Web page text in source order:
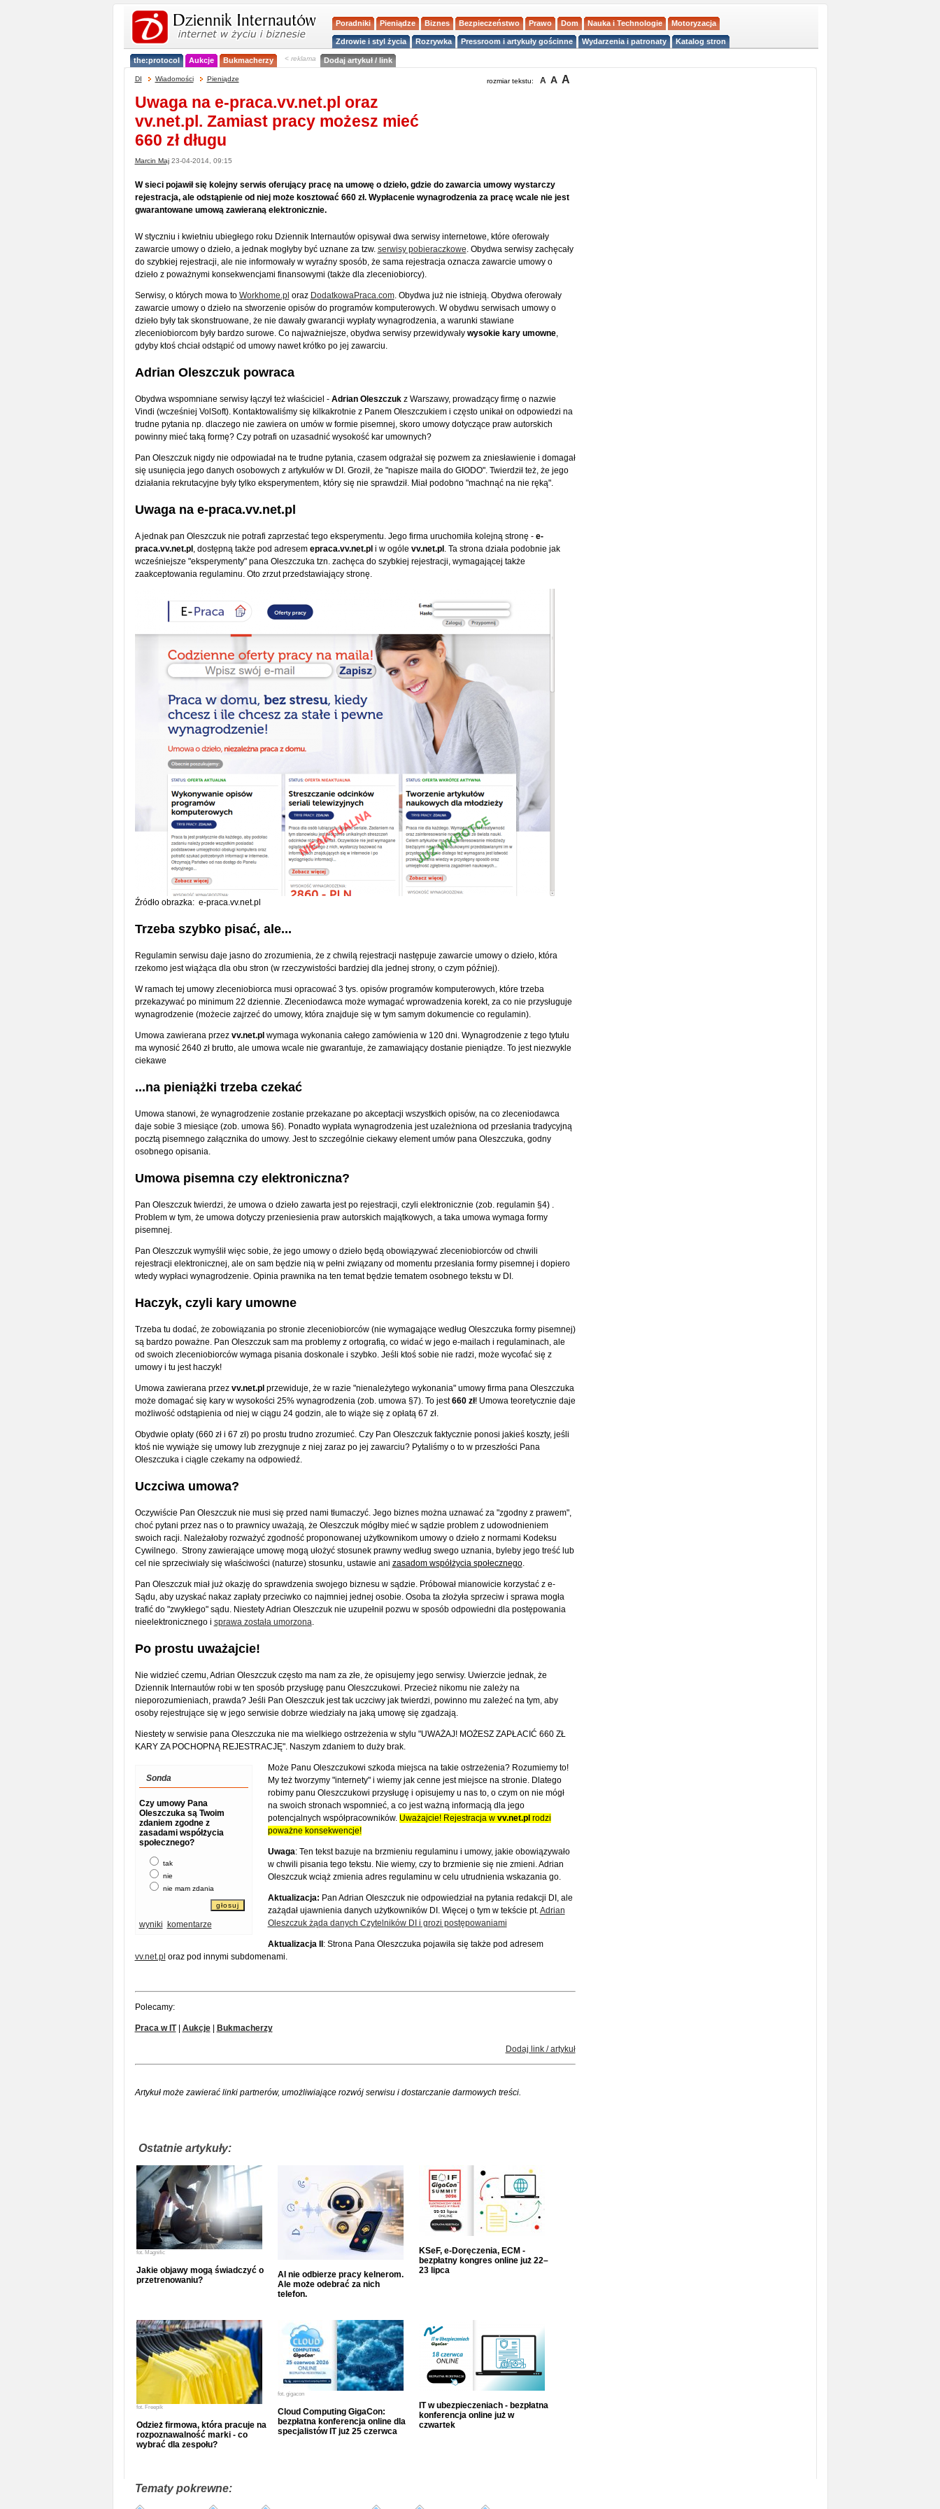
Poradniki Pieniądze Biznes Bezpieczeństwo Prawo Dom Nauka i Technologie Motoryzacja
Zdrowie i styl życia Rozrywka Pressroom i artykuły gościnne Wydarzenia i patronaty Katalog stron
the:protocol Aukcje Bukmacherzy < reklama Dodaj artykuł / link
DI Wiadomości Pieniądze rozmiar tekstu: A A A
Uwaga na e-praca.vv.net.pl oraz
vv.net.pl. Zamiast pracy możesz mieć
660 zł długu
Marcin Maj23-04-2014, 09:15
W sieci pojawił się kolejny serwis oferujący pracę na umowę o dzieło, gdzie do zawarcia umowy wystarczy
rejestracja, ale odstąpienie od niej może kosztować 660 zł. Wypłacenie wynagrodzenia za pracę wcale nie jest
gwarantowane umową zawieraną elektronicznie.
W styczniu i kwietniu ubiegłego roku Dziennik Internautów opisywał dwa serwisy internetowe, które oferowały
zawarcie umowy o dzieło, a jednak mogłyby być uznane za tzw. serwisy pobieraczkowe. Obydwa serwisy zachęcały
do szybkiej rejestracji, ale nie informowały w wyraźny sposób, że sama rejestracja oznacza zawarcie umowy o
dzieło z poważnymi konsekwencjami finansowymi (także dla zleceniobiorcy).
Serwisy, o których mowa to Workhome.pl oraz DodatkowaPraca.com. Obydwa już nie istnieją. Obydwa oferowały
zawarcie umowy o dzieło na stworzenie opisów do programów komputerowych. W obydwu serwisach umowy o
dzieło były tak skonstruowane, że nie dawały gwarancji wypłaty wynagrodzenia, a warunki stawiane
zleceniobiorcom były bardzo surowe. Co najważniejsze, obydwa serwisy przewidywały wysokie kary umowne,
gdyby ktoś chciał odstąpić od umowy nawet krótko po jej zawarciu.
Adrian Oleszczuk powraca
Obydwa wspomniane serwisy łączył też właściciel - Adrian Oleszczukz Warszawy, prowadzący firmę o nazwie
Vindi (wcześniej VolSoft). Kontaktowaliśmy się kilkakrotnie z Panem Oleszczukiem i często unikał on odpowiedzi na
trudne pytania np. dlaczego nie zawiera on umów w formie pisemnej, skoro umowy dotyczące praw autorskich
powinny mieć taką formę? Czy potrafi on uzasadnić wysokość kar umownych?
Pan Oleszczuk nigdy nie odpowiadał na te trudne pytania, czasem odgrażał się pozwem za zniesławienie i domagał
się usunięcia jego danych osobowych z artykułów w DI. Groził, że "napisze maila do GIODO". Twierdził też, że jego
działania rekrutacyjne były tylko eksperymentem, który się nie sprawdził. Miał podobno "machnąć na nie ręką".
Uwaga na e-praca.vv.net.pl
A jednak pan Oleszczuk nie potrafi zaprzestać tego eksperymentu. Jego firma uruchomiła kolejną stronę - e-
praca.vv.net.pl , dostępną także pod adresem epraca.vv.net.pl i w ogóle vv.net.pl . Ta strona działa podobnie jak
wcześniejsze "eksperymenty" pana Oleszczuka tzn. zachęca do szybkiej rejestracji, wymagającej także
zaakceptowania regulaminu. Oto zrzut przedstawiający stronę.
Źródło obrazka: e-praca.vv.net.pl
Trzeba szybko pisać, ale...
Regulamin serwisu daje jasno do zrozumienia, że z chwilą rejestracji następuje zawarcie umowy o dzieło, która
rzekomo jest wiążąca dla obu stron (w rzeczywistości bardziej dla jednej strony, o czym później).
W ramach tej umowy zleceniobiorca musi opracować 3 tys. opisów programów komputerowych, które trzeba
przekazywać po minimum 22 dziennie. Zleceniodawca może wymagać wprowadzenia korekt, za co nie przysługuje
wynagrodzenie (możecie zajrzeć do umowy, która znajduje się w tym samym dokumencie co regulamin).
Umowa zawierana przez vv.net.pl wymaga wykonania całego zamówienia w 120 dni. Wynagrodzenie z tego tytułu
ma wynosić 2640 zł brutto, ale umowa wcale nie gwarantuje, że zamawiający dostanie pieniądze. To jest niezwykle
ciekawe
...na pieniążki trzeba czekać
Umowa stanowi, że wynagrodzenie zostanie przekazane po akceptacji wszystkich opisów, na co zleceniodawca
daje sobie 3 miesiące (zob. umowa §6). Ponadto wypłata wynagrodzenia jest uzależniona od przesłania tradycyjną
pocztą pisemnego załącznika do umowy. Jest to szczególnie ciekawy element umów pana Oleszczuka, godny
osobnego opisania.
Umowa pisemna czy elektroniczna?
Pan Oleszczuk twierdzi, że umowa o dzieło zawarta jest po rejestracji, czyli elektronicznie (zob. regulamin §4) .
Problem w tym, że umowa dotyczy przeniesienia praw autorskich majątkowych, a taka umowa wymaga formy
pisemnej.
Pan Oleszczuk wymyślił więc sobie, że jego umowy o dzieło będą obowiązywać zleceniobiorców od chwili
rejestracji elektronicznej, ale on sam będzie nią w pełni związany od momentu przesłania formy pisemnej i dopiero
wtedy wypłaci wynagrodzenie. Opinia prawnika na ten temat będzie tematem osobnego tekstu w DI.
Haczyk, czyli kary umowne
Trzeba tu dodać, że zobowiązania po stronie zleceniobiorców (nie wymagające według Oleszczuka formy pisemnej)
są bardzo poważne. Pan Oleszczuk sam ma problemy z ortografią, co widać w jego e-mailach i regulaminach, ale
od swoich zleceniobiorców wymaga pisania doskonale i szybko. Jeśli ktoś sobie nie radzi, może wycofać się z
umowy i tu jest haczyk!
Umowa zawierana przez vv.net.pl przewiduje, że w razie "nienależytego wykonania" umowy firma pana Oleszczuka
może domagać się kary w wysokości 25% wynagrodzenia (zob. umowa §7). To jest660 zł! Umowa teoretycznie daje
możliwość odstąpienia od niej w ciągu 24 godzin, ale to wiąże się z opłatą 67 zł.
Obydwie opłaty (660 zł i 67 zł) po prostu trudno zrozumieć. Czy Pan Oleszczuk faktycznie ponosi jakieś koszty, jeśli
ktoś nie wywiąże się umowy lub zrezygnuje z niej zaraz po jej zawarciu? Pytaliśmy o to w przeszłości Pana
Oleszczuka i ciągle czekamy na odpowiedź.
Uczciwa umowa?
Oczywiście Pan Oleszczuk nie musi się przed nami tłumaczyć. Jego biznes można uznawać za "zgodny z prawem",
choć pytani przez nas o to prawnicy uważają, że Oleszczuk mógłby mieć w sądzie problem z udowodnieniem
swoich racji. Należałoby rozważyć zgodność proponowanej użytkownikom umowy o dzieło z normami Kodeksu
Cywilnego. Strony zawierające umowę mogą ułożyć stosunek prawny według swego uznania, byleby jego treść lub
cel nie sprzeciwiały się właściwości (naturze) stosunku, ustawie ani zasadom współżycia społecznego.
Pan Oleszczuk miał już okazję do sprawdzenia swojego biznesu w sądzie. Próbował mianowicie korzystać z e-
Sądu, aby uzyskać nakaz zapłaty przeciwko co najmniej jednej osobie. Osoba ta złożyła sprzeciw i sprawa mogła
trafić do "zwykłego" sądu. Niestety Adrian Oleszczuk nie uzupełnił pozwu w sposób odpowiedni dla postępowania
nieelektronicznego i sprawa została umorzona.
Po prostu uważajcie!
Nie widzieć czemu, Adrian Oleszczuk często ma nam za złe, że opisujemy jego serwisy. Uwierzcie jednak, że
Dziennik Internautów robi w ten sposób przysługę panu Oleszczukowi. Przecież nikomu nie zależy na
nieporozumieniach, prawda? Jeśli Pan Oleszczuk jest tak uczciwy jak twierdzi, powinno mu zależeć na tym, aby
osoby rejestrujące się w jego serwisie dobrze wiedziały na jaką umowę się zgadzają.
Niestety w serwisie pana Oleszczuka nie ma wielkiego ostrzeżenia w stylu "UWAŻAJ! MOŻESZ ZAPŁACIĆ 660 ZŁ
KARY ZA POCHOPNĄ REJESTRACJĘ". Naszym zdaniem to duży brak.
Sonda
Czy umowy Pana
Oleszczuka są Twoim
zdaniem zgodne z
zasadami współżycia
społecznego?
tak
nie
nie mam zdania
wyniki komentarze
Może Panu Oleszczukowi szkoda miejsca na takie ostrzeżenia? Rozumiemy to!
My też tworzymy "internety" i wiemy jak cenne jest miejsce na stronie. Dlatego
robimy panu Oleszczukowi przysługę i opisujemy u nas to, o czym on nie mógł
na swoich stronach wspomnieć, a co jest ważną informacją dla jego
potencjalnych współpracowników. Uważajcie! Rejestracja w vv.net.pl rodzi
poważne konsekwencje!
Uwaga: Ten tekst bazuje na brzmieniu regulaminu i umowy, jakie obowiązywało
w chwili pisania tego tekstu. Nie wiemy, czy to brzmienie się nie zmieni. Adrian
Oleszczuk wciąż zmienia adres regulaminu w celu utrudnienia wskazania go.
Aktualizacja: Pan Adrian Oleszczuk nie odpowiedział na pytania redakcji DI, ale
zażądał ujawnienia danych użytkowników DI. Więcej o tym w tekście pt.Adrian
Oleszczuk żąda danych Czytelników DI i grozi postępowaniami
Aktualizacja II
: Strona Pana Oleszczuka pojawiła się także pod adresem
vv.net.pl oraz pod innymi subdomenami.
Polecamy:
Praca w IT| Aukcje| Bukmacherzy
Dodaj link / artykuł
Artykuł może zawierać linki partnerów, umożliwiające rozwój serwisu i dostarczanie darmowych treści.
Ostatnie artykuły:
fot. Magnific
Jakie objawy mogą świadczyć o
przetrenowaniu?
AI nie odbierze pracy kelnerom.
Ale może odebrać za nich
telefon.
KSeF, e-Doręczenia, ECM -
bezpłatny kongres online już 22–
23 lipca
fot. Freepik
Odzież firmowa, która pracuje na
rozpoznawalność marki - co
wybrać dla zespołu?
fot. gigacon
Cloud Computing GigaCon:
bezpłatna konferencja online dla
specjalistów IT już 25 czerwca
IT w ubezpieczeniach - bezpłatna
konferencja online już w
czwartek
Tematy pokrewne: